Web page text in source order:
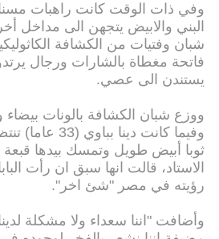
وفي ذات الوقت كانت راهبات
البني والابيض يتجهن الى مداخل
شبان وفتيات من الكشافة
فاتحة مغطاة بالشارات ورجال
يستندن الى عصي.
ووزع شبان الكشافة بالونات
وفيما كانت دينا
ثوبا أبيض طويل وتمسك بيدها قبعة
الاستاد، قالت انها سبق ان رأت
رؤيته في مصر "شئ اخر".
وأضافت "اننا سعداء ولا مشكلة